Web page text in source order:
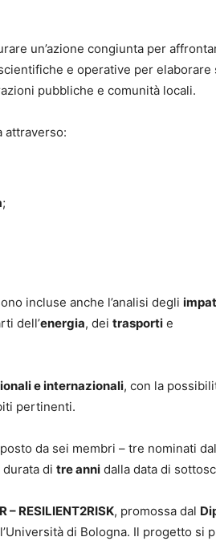
un’azione congiunta per
e operative per elaborare
pubbliche e comunità locali.
attraverso:
;
incluse anche l’analisi degli
dell’energia, dei trasporti e
e internazionali, con la
pertinenti.
da sei membri – tre nominati
durata di tre anni dalla data di
– RESILIENT2RISK, promossa dal
di Bologna. Il progetto si